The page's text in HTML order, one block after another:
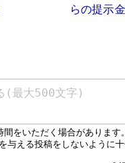
らの提示